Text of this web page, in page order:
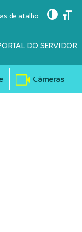
de atalho
DO SERVIDOR
Câmeras